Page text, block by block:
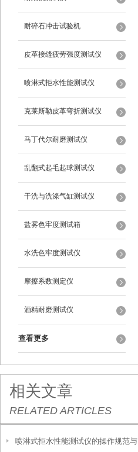
耐碎石冲击试验机
皮革接缝疲劳强度测试仪
喷淋式拒水性能测试仪
克莱斯勒皮革弯折测试仪
马丁代尔耐磨测试仪
乱翻式起毛起球测试仪
干洗与洗涤气缸测试仪
盐雾色牢度测试箱
水洗色牢度测试仪
摩擦系数测定仪
酒精耐磨测试仪
查看更多
相关文章
RELATED ARTICLES
喷淋式拒水性能测试仪的操作规范与